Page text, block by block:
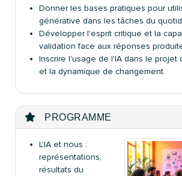
Donner les bases pratiques pour
générative dans les tâches du
Développer l'esprit critique et la
validation face aux réponses
Inscrire l'usage de l'IA dans le projet
et la dynamique de changement.
PROGRAMME
L'IA et nous :
représentations,
résultats du